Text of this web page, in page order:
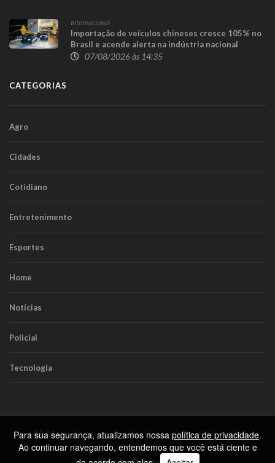
Internacional
Importação de veículos chineses cresce 105% no
Brasil e acende alerta na indústria nacional
07/08/2026 às 14:35
CATEGORIAS
Agro
Cidades
Cotidiano
Entretenimento
Esportes
Home
Notícias
Policial
Tecnologia
RR Mais. Todos os Direitos Reservados.Política de
Privacidade
Para sua segurança, atualizamos nossa política de privacidade.
Ao continuar navegando, entendemos que você está ciente e